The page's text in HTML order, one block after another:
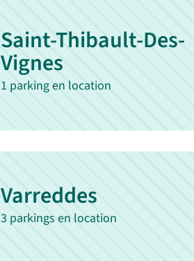
Saint-Thibault-Des-
Vignes
1 parking en location
Varreddes
3 parkings en location